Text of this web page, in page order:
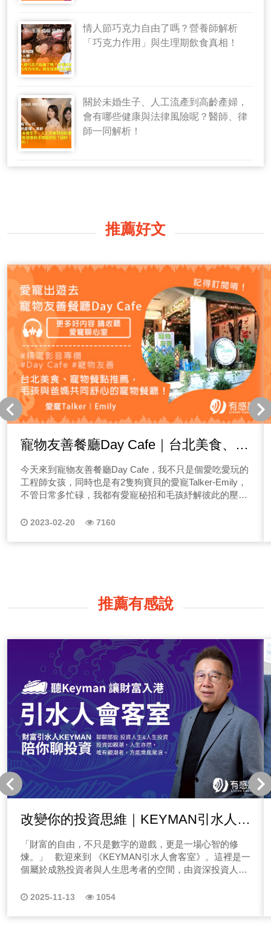
情人節巧克力自由了嗎？營養師解析
「巧克力作用」與生理期飲食真相！
關於未婚生子、人工流產到高齡產婦，
會有哪些健康與法律風險呢？醫師、律
師一同解析！
推薦好文
寵物友善餐廳Day Cafe｜台北美食、寵
物餐點推薦，毛孩與爸媽共同舒心的寵
物餐廳！
今天來到寵物友善餐廳Day Cafe，我不只是個愛吃愛玩的
工程師女孩，同時也是有2隻狗寶貝的愛寵Talker-Emily，
不管日常多忙碌，我都有愛寵秘招和毛孩紓解彼此的壓
憂。每到愉快的休假日，我必會帶兩隻毛孩子舒壓找快
2023-02-20 7160
推薦有感說
改變你的投資思維｜KEYMAN引水人會
客室｜陪你聊投資，也聊人生的流動哲
學
「財富的自由，不只是數字的遊戲，更是一場心智的修
煉。」 歡迎來到 《KEYMAN引水人會客室》。這裡是一
個屬於成熟投資者與人生思考者的空間，由資深投資人與
（Harbor Pilot）」為核心意象—就像一位熟悉潮流與水勢
定、且從容地找到自己的航道。 KEYMAN引水人會客
2025-11-13 1054